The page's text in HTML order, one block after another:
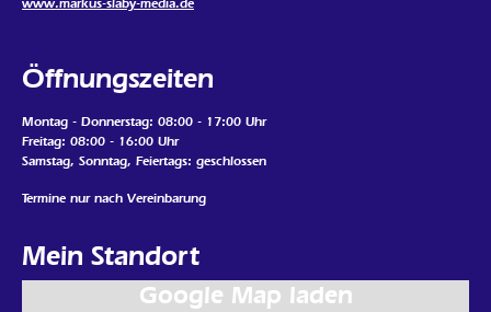
www.markus-slaby-media.de
Öffnungszeiten
Montag - Donnerstag: 08:00 - 17:00 Uhr
Freitag: 08:00 - 16:00 Uhr
Samstag, Sonntag, Feiertags: geschlossen
Termine nur nach Vereinbarung
Mein Standort
Google Map laden